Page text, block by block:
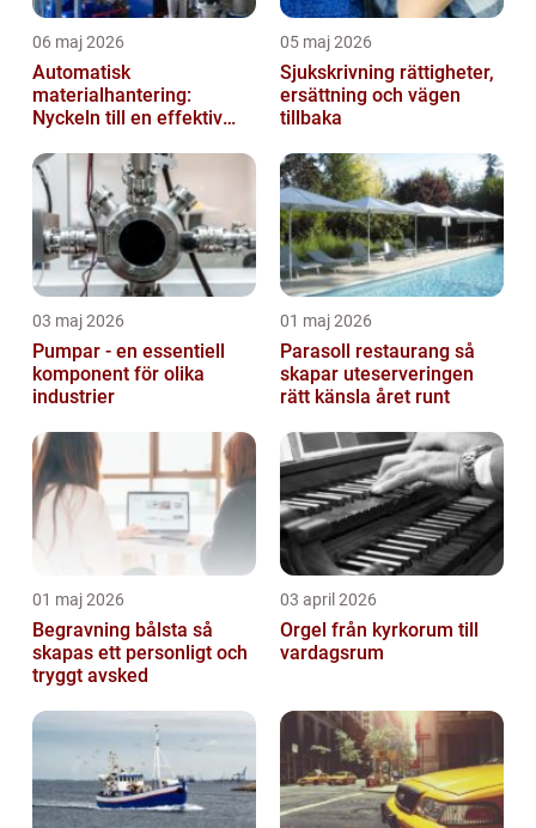
06 maj 2026
Automatisk
materialhantering:
Nyckeln till en effektiv
05 maj 2026
Sjukskrivning rättigheter,
ersättning och vägen
tillbaka
03 maj 2026
Pumpar - en essentiell
komponent för olika
industrier
01 maj 2026
Parasoll restaurang så
skapar uteserveringen
rätt känsla året runt
01 maj 2026
Begravning bålsta så
skapas ett personligt och
tryggt avsked
03 april 2026
Orgel från kyrkorum till
vardagsrum